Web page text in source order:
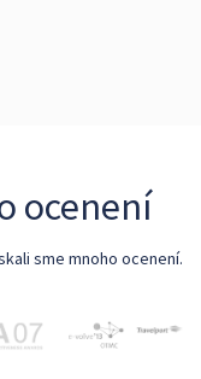
ocenení
sme mnoho ocenení.